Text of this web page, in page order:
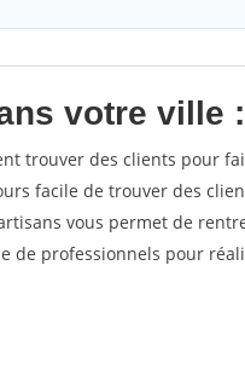
votre ville
trouver des clients pour
facile de trouver des
vous permet de
de professionnels pour